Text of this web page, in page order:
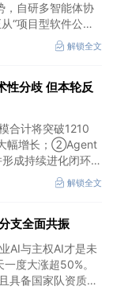
，自研多智能体协
“项目型软件公
解锁全文
性分歧 但本轮反
合计将突破1210
幅增长；②Agent
成持续进化闭环的
方审计的数据库企
，公司正从“传统
解锁全文
支全面共振
AI与主权AI才是未
度大涨超50%。
具备国家队资质的